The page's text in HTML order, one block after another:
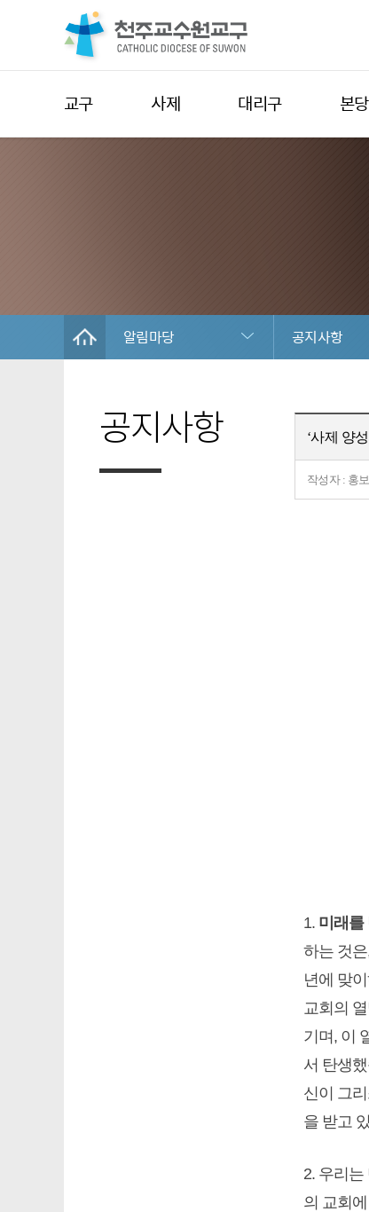
교구 사제 대리구 본당
알림마당 공지사항
공지사항 ‘사제 양
작성자 : 홍
1. 미래를
하는 것
년에 맞
교회의
기며, 이
서 탄생
신이 그
을 받고
2. 우리
의 교회